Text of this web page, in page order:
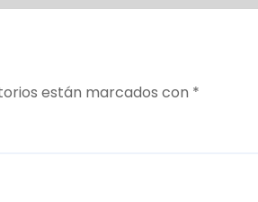
están marcados con *